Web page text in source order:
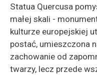
Statua Quercusa
małej skali -
kulturze europejskiej
postać, umieszczona
zachowanie od
twarzy, lecz przede